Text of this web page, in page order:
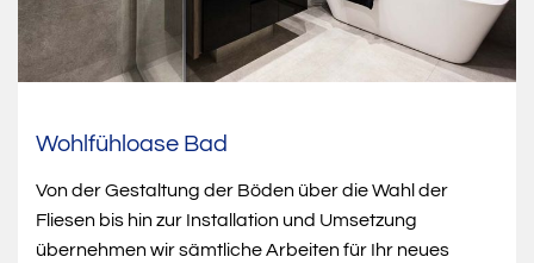
Wohlfühloase Bad
Von der Gestaltung der Böden über die Wahl der
Fliesen bis hin zur Installation und Umsetzung
übernehmen wir sämtliche Arbeiten für Ihr neues